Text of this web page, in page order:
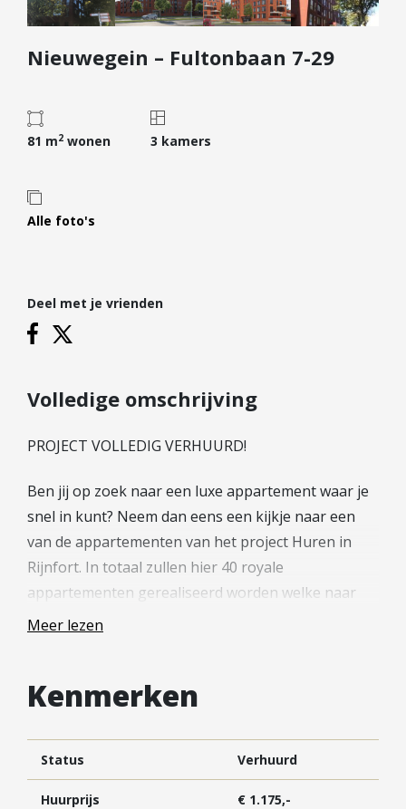
Diensten
Kopen
Huren
Verhuren
Verzekeren
Particulieren
Hypotheken
Hypotheek oversluiten
Starterslening
Banken
Duurzame hypotheek
Reviews
Ons Team
FAQ
Blog
Nieuwegein – Fultonbaan 7-29
81 m2 wonen 3 kamers
Alle foto's
Deel met je vrienden
Volledige omschrijving
PROJECT VOLLEDIG VERHUURD!
Ben jij op zoek naar een luxe appartement waar je
snel in kunt? Neem dan eens een kijkje naar een
van de appartementen van het project Huren in
Rijnfort. In totaal zullen hier 40 royale
appartementen gerealiseerd worden welke naar
verwachting medio december a.s. al opgeleverd
via de projectwebsite (hureninrijnfort.nl) Tevens
en de huurvoorwaarden.
Meer lezen
Kenmerken
Status Verhuurd
Huurprijs € 1.175,-